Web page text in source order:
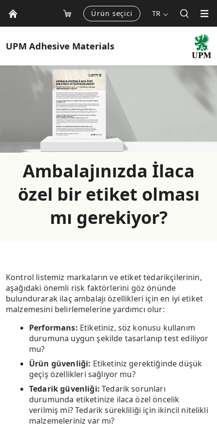
Ürün seçici TR
UPM Adhesive Materials
Ambalajınızda İlaca
özel bir etiket olması
mı gerekiyor?
Kontrol listemiz markaların ve etiket tedarikçilerinin,
aşağıdaki önemli risk faktörlerini göz önünde
bulundurarak ilaç ambalajı özellikleri için en iyi etiket
malzemesini belirlemelerine yardımcı olur:
Performans: Etiketiniz, söz konusu kullanım
durumuna uygun şekilde tasarlanıp test ediliyor
mu?
Ürün güvenliği: Etiketiniz gerektiğinde düşük
geçiş özellikleri sağlıyor mu?
Tedarik güvenliği: Tedarik sorunları
durumunda etiketinize ilaca özel öncelik
verilmiş mi? Tedarik sürekliliği için ikincil nitelikli
malzemeleriniz var mı?